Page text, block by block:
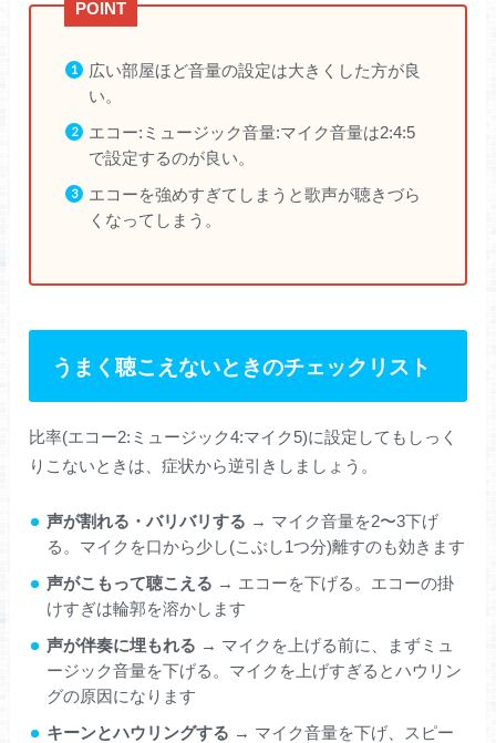
広い部屋ほど音量の設定は大きくした方が良
い。
エコー:ミュージック音量:マイク音量は2:4:5
で設定するのが良い。
エコーを強めすぎてしまうと歌声が聴きづら
くなってしまう。
うまく聴こえないときのチェックリスト
比率(エコー2:ミュージック4:マイク5)に設定してもしっく
りこないときは、症状から逆引きしましょう。
声が割れる・バリバリする → マイク音量を2〜3下げ
る。マイクを口から少し(こぶし1つ分)離すのも効きます
声がこもって聴こえる → エコーを下げる。エコーの掛
けすぎは輪郭を溶かします
声が伴奏に埋もれる → マイクを上げる前に、まずミュ
ージック音量を下げる。マイクを上げすぎるとハウリン
グの原因になります
キーンとハウリングする → マイク音量を下げ、スピー